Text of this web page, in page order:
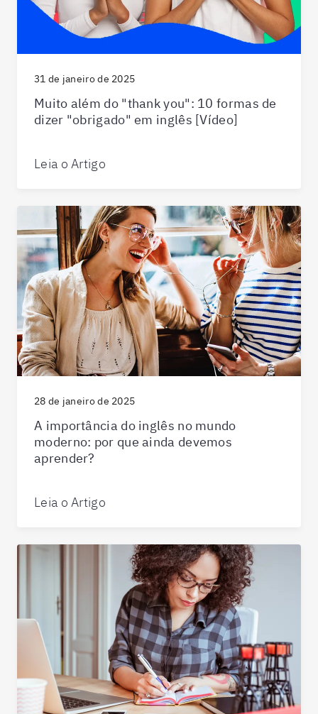
31 de janeiro de 2025
Muito além do "thank you": 10 formas de
dizer "obrigado" em inglês [Vídeo]
Leia o Artigo
28 de janeiro de 2025
A importância do inglês no mundo
moderno: por que ainda devemos
aprender?
Leia o Artigo